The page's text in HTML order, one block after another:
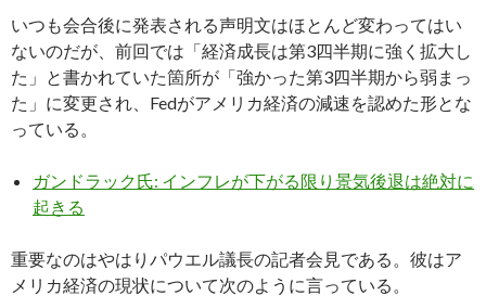
いつも会合後に発表される声明文はほとんど変わってはい
ないのだが、前回では「経済成長は第3四半期に強く拡大し
た」と書かれていた箇所が「強かった第3四半期から弱まっ
た」に変更され、Fedがアメリカ経済の減速を認めた形とな
っている。
ガンドラック氏: インフレが下がる限り景気後退は絶対に
起きる
重要なのはやはりパウエル議長の記者会見である。彼はア
メリカ経済の現状について次のように言っている。